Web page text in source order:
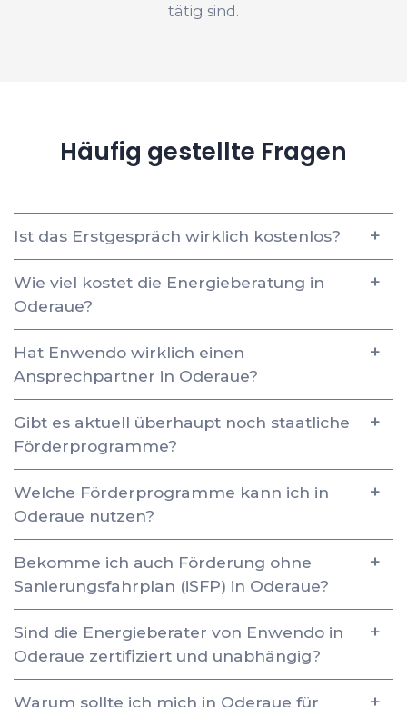
tätig sind.
Häufig gestellte Fragen
Ist das Erstgespräch wirklich kostenlos?
Wie viel kostet die Energieberatung in
Oderaue?
Hat Enwendo wirklich einen
Ansprechpartner in Oderaue?
Gibt es aktuell überhaupt noch staatliche
Förderprogramme?
Welche Förderprogramme kann ich in
Oderaue nutzen?
Bekomme ich auch Förderung ohne
Sanierungsfahrplan (iSFP) in Oderaue?
Sind die Energieberater von Enwendo in
Oderaue zertifiziert und unabhängig?
Warum sollte ich mich in Oderaue für